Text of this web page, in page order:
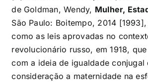
de Goldman, Wendy, Mulher,
São Paulo: Boitempo, 2014
como as leis aprovadas no
revolucionário russo, em 1918,
com a ideia de igualdade conjugal
consideração a maternidade na